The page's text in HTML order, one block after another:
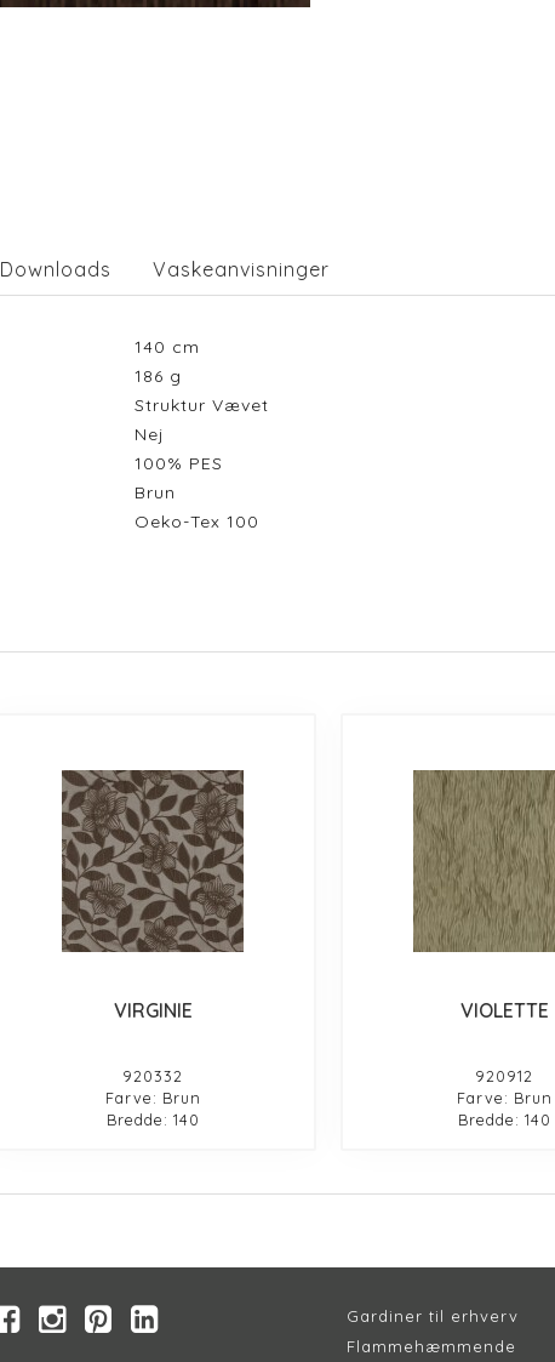
Downloads Vaskeanvisninger
140 cm
186 g
Struktur Vævet
Nej
100% PES
Brun
Oeko-Tex 100
VIRGINIE
920332
Farve: Brun
Bredde: 140
VIOLETTE
920912
Farve: Brun
Bredde: 140
Gardiner til erhverv
Flammehæmmende